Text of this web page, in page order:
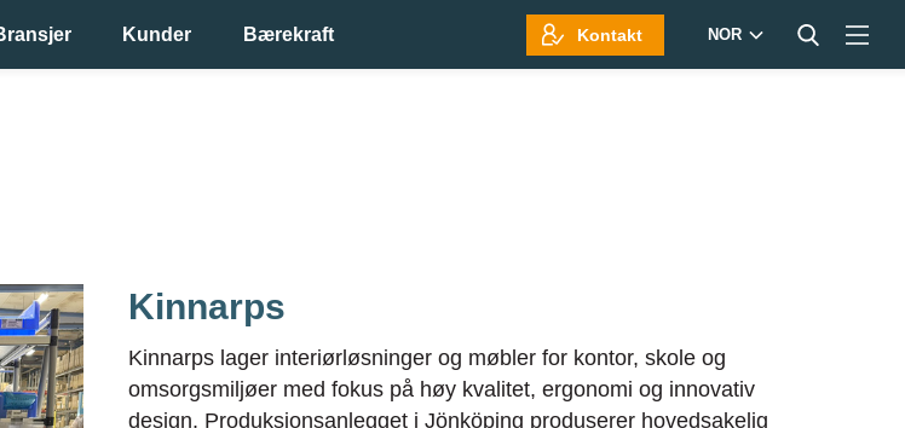
Kunder Bærekraft Kontakt NOR
Kinnarps
Kinnarps lager interiørløsninger og møbler for kontor, skole og
omsorgsmiljøer med fokus på høy kvalitet, ergonomi og innovativ
design. Produksjonsanlegget i Jönköping produserer hovedsakelig